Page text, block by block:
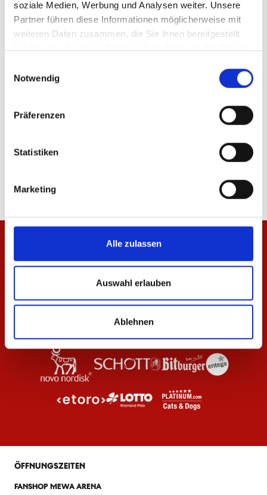
soziale Medien, Werbung und Analysen weiter. Unsere
Partner führen diese Informationen möglicherweise mit
weiteren Daten zusammen, die Sie ihnen bereitgestellt
haben oder die sie im Rahmen Ihrer Nutzung der Dienste
Notwendig
Präferenzen
Statistiken
Marketing
Alle zulassen
Auswahl erlauben
Ablehnen
Produktdetails
Zip Jacke Essentials
ÖFFNUNGSZEITEN
FANSHOP MEWA ARENA